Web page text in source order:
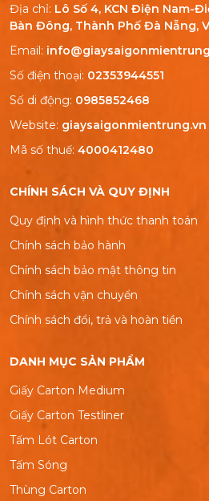
Địa chỉ: Lô Số 4, KCN Điện Nam-
Bàn Đông, Thành Phố Đà Nẵng,
Email:
Số điện thoại: 02353944551
Số di động: 0985852468
Website: giaysaigonmientrung.vn
Mã số thuế: 4000412480
CHÍNH SÁCH VÀ QUY ĐỊNH
Quy định và hình thức thanh toán
Chính sách bảo hành
Chính sách bảo mật thông tin
Chính sách vận chuyển
Chính sách đổi, trả và hoàn tiền
DANH MỤC SẢN PHẨM
Giấy Carton Medium
Giấy Carton Testliner
Tấm Lót Carton
Tấm Sóng
Thùng Carton